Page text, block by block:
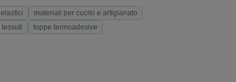
elastici
materiali per cucito e artigianato
tessuti toppe termoadesive